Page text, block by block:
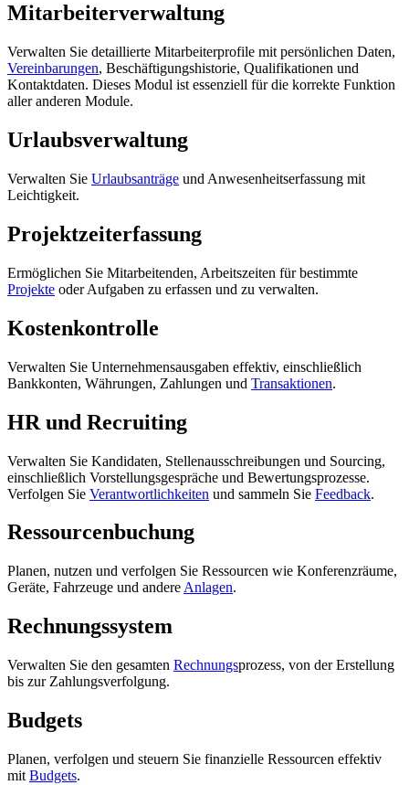
Mitarbeiterverwaltung
Verwalten Sie detaillierte Mitarbeiterprofile mit persönlichen Daten,
Vereinbarungen, Beschäftigungshistorie, Qualifikationen und
Kontaktdaten. Dieses Modul ist essenziell für die korrekte Funktion
aller anderen Module.
Urlaubsverwaltung
Verwalten Sie Urlaubsanträge und Anwesenheitserfassung mit
Leichtigkeit.
Projektzeiterfassung
Ermöglichen Sie Mitarbeitenden, Arbeitszeiten für bestimmte
Projekte oder Aufgaben zu erfassen und zu verwalten.
Kostenkontrolle
Verwalten Sie Unternehmensausgaben effektiv, einschließlich
Bankkonten, Währungen, Zahlungen und Transaktionen.
HR und Recruiting
Verwalten Sie Kandidaten, Stellenausschreibungen und Sourcing,
einschließlich Vorstellungsgespräche und Bewertungsprozesse.
Verfolgen Sie Verantwortlichkeiten und sammeln Sie Feedback.
Ressourcenbuchung
Planen, nutzen und verfolgen Sie Ressourcen wie Konferenzräume,
Geräte, Fahrzeuge und andere Anlagen.
Rechnungssystem
Verwalten Sie den gesamten Rechnungsprozess, von der Erstellung
bis zur Zahlungsverfolgung.
Budgets
Planen, verfolgen und steuern Sie finanzielle Ressourcen effektiv
mit Budgets.